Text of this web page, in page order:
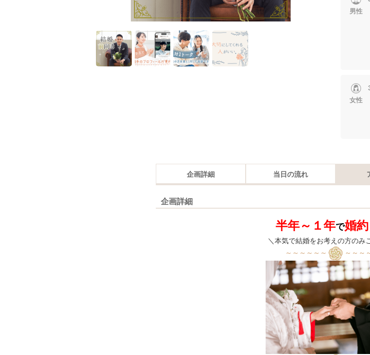
男性
女性
企画詳細 当日の流れ
企画詳細
半年～１年で婚約
＼本気で結婚をお考えの方のみ
～～～～～～
～～～